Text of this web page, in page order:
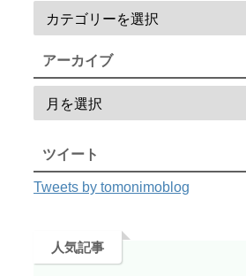
アーカイブ
ツイート
Tweets by tomonimoblog
人気記事